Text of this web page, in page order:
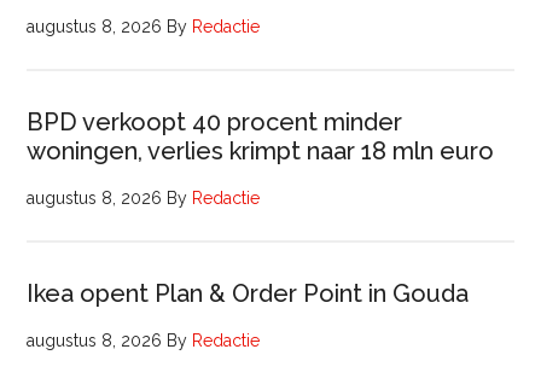
augustus 8, 2026 By Redactie
BPD verkoopt 40 procent minder
woningen, verlies krimpt naar 18 mln euro
augustus 8, 2026 By Redactie
Ikea opent Plan & Order Point in Gouda
augustus 8, 2026 By Redactie